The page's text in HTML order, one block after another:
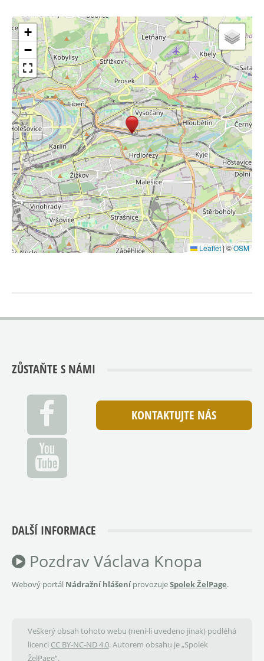
+
−
Leaflet|©OSM
ZŮSTAŇTE S NÁMI
KONTAKTUJTE NÁS
DALŠÍ INFORMACE
Pozdrav Václava Knopa
Webový portál Nádražní hlášeníprovozujeSpolek ŽelPage.
Veškerý obsah tohoto webu (není-li uvedeno jinak) podléhá
licenci CC BY-NC-ND 4.0. Autorem obsahu je „Spolek
ŽelPage“.